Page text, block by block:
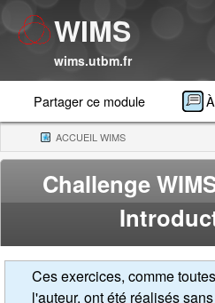
WIMS
wims.utbm.fr
Partager ce module
ACCUEIL WIMS(CURRENT)
Challenge
Ces exercices, comme
l'auteur, ont été réalisés